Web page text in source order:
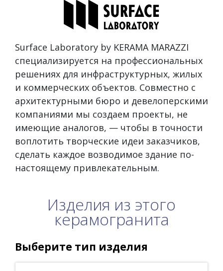
Surface Laboratory by KERAMA MARAZZI
специализируется на профессиональных
решениях для инфраструктурных, жилых
и коммерческих объектов. Совместно с
архитектурными бюро и девелоперскими
компаниями мы создаем проекты, не
имеющие аналогов, — чтобы в точности
воплотить творческие идеи заказчиков,
сделать каждое возводимое здание по-
настоящему привлекательным.
Изделия из этого
керамогранита
Выберите тип изделия